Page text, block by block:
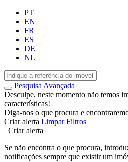
PT
EN
FR
ES
DE
NL
Pesquisa Avançada
Desculpe, neste momento não temos
características!
Diga-nos o que procura e
Criar alerta Limpar Filtros
Criar alerta
Se não encontra o que procura,
notificações sempre que existir um